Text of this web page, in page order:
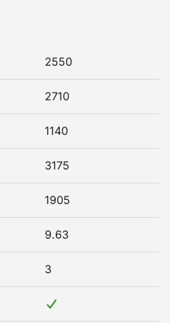
2550
2710
1140
3175
1905
9.63
3